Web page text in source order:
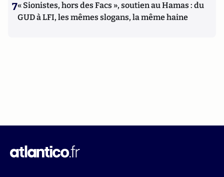
7« Sionistes, hors des Facs », soutien au Hamas : du
GUD à LFI, les mêmes slogans, la même haine